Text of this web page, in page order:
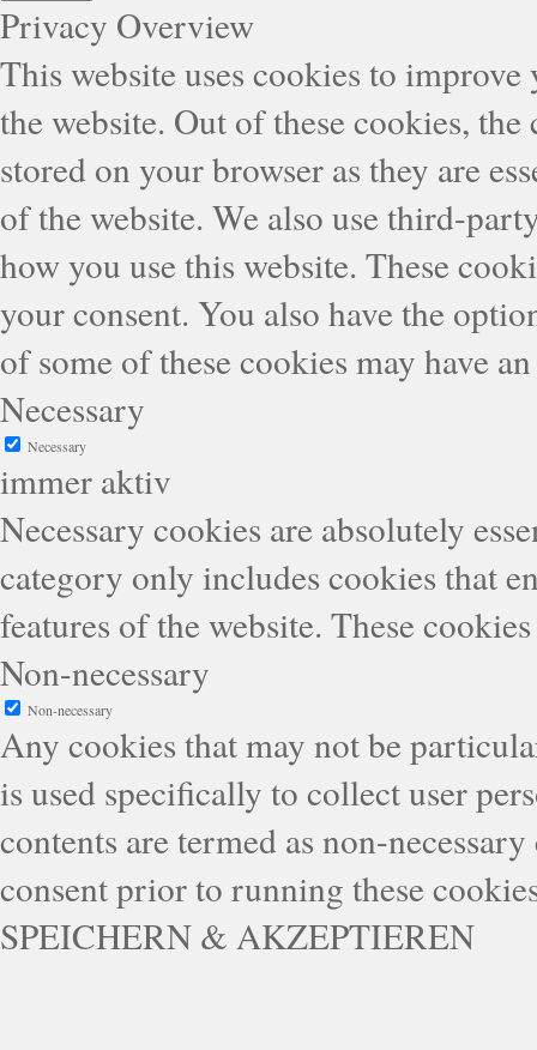
Privacy Overview
This website uses cookies to
the website. Out of these cookies,
stored on your browser as they are
of the website. We also use third-
how you use this website. These
your consent. You also have the
of some of these cookies may have
Necessary
Necessary
immer aktiv
Necessary cookies are absolutely
category only includes cookies that
features of the website. These
Non-necessary
Non-necessary
Any cookies that may not be
is used specifically to collect user
contents are termed as non-
consent prior to running these
SPEICHERN & AKZEPTIEREN